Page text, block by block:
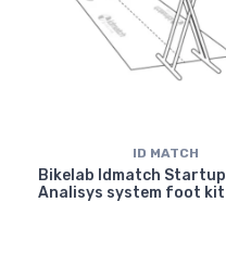
ID MATCH
Bikelab Idmatch Startup
Analisys system foot kit